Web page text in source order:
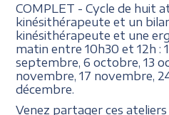
COMPLET - Cycle de huit
kinésithérapeute et un
kinésithérapeute et une
matin entre 10h30 et 12h :
septembre, 6 octobre, 13
novembre, 17 novembre,
décembre.
Venez partager ces